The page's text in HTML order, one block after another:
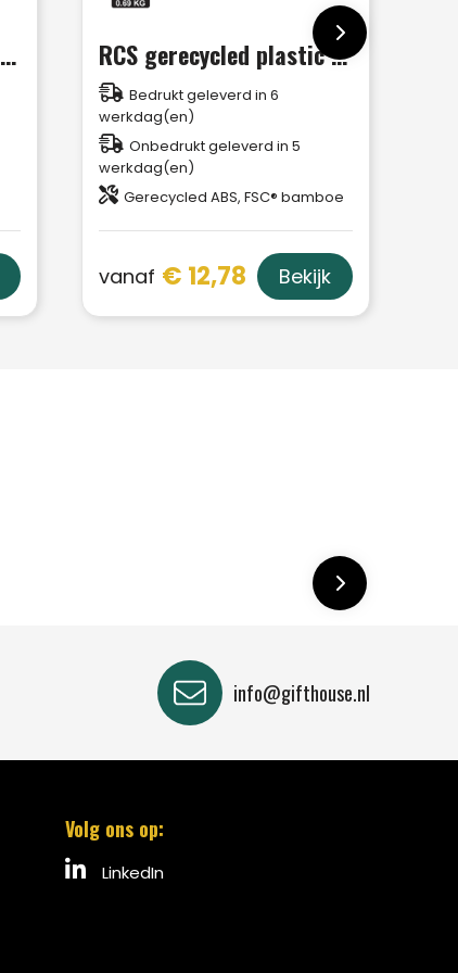
RCS gerecycled plastic Liberty Pro draadloze oordoppen RCS gerecycled plastic & bamboe TWS oordoppen
Bedrukt geleverd in 6
werkdag(en)
Onbedrukt geleverd in 5
werkdag(en)
Gerecycled ABS, FSC® bamboe
vanaf € 12,78 Bekijk
info@gifthouse.nl
Volg ons op:
LinkedIn